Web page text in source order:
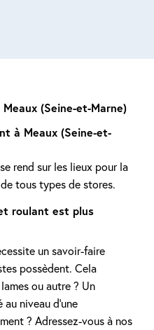
(Seine-et-Marne)
à Meaux (Seine-et-
rend sur les lieux pour la
tous types de stores.
roulant est plus
un savoir-faire
possèdent. Cela
ou autre ? Un
niveau d'une
? Adressez-vous à nos